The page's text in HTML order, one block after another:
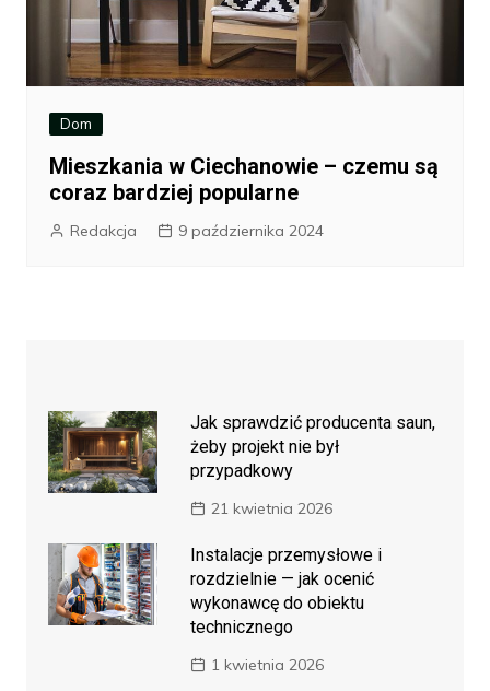
Dom
Mieszkania w Ciechanowie – czemu są
coraz bardziej popularne
Redakcja 9 października 2024
Jak sprawdzić producenta saun,
żeby projekt nie był
przypadkowy
21 kwietnia 2026
Instalacje przemysłowe i
rozdzielnie — jak ocenić
wykonawcę do obiektu
technicznego
1 kwietnia 2026